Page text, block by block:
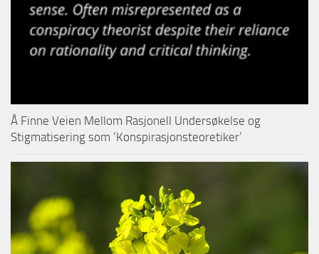
Å Finne Veien Mellom Rasjonell Undersøkelse og
Stigmatisering som ‘Konspirasjonsteoretiker’